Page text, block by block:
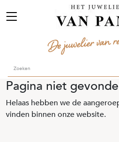
Pagina niet
Helaas hebben we de
vinden binnen onze website.